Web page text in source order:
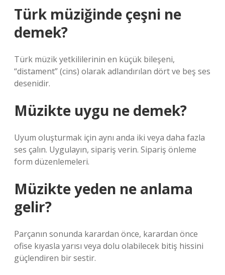
Türk müziğinde çeşni ne
demek?
Türk müzik yetkililerinin en küçük bileşeni,
“distament” (cins) olarak adlandırılan dört ve beş ses
desenidir.
Müzikte uygu ne demek?
Uyum oluşturmak için aynı anda iki veya daha fazla
ses çalın. Uygulayın, sipariş verin. Sipariş önleme
form düzenlemeleri.
Müzikte yeden ne anlama
gelir?
Parçanın sonunda karardan önce, karardan önce
ofise kıyasla yarısı veya dolu olabilecek bitiş hissini
güçlendiren bir sestir.